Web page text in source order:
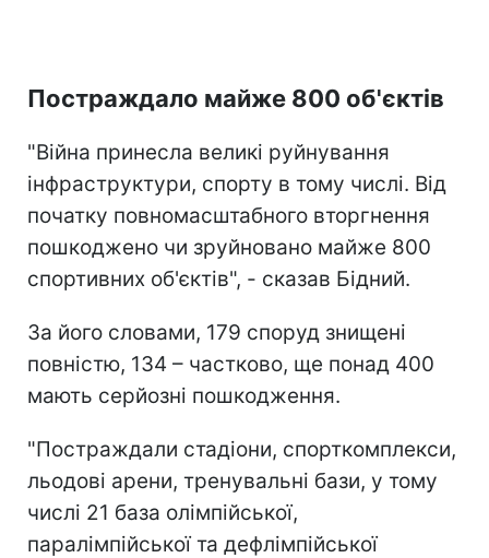
Постраждало майже 800 об'єктів
"Війна принесла великі руйнування
інфраструктури, спорту в тому числі. Від
початку повномасштабного вторгнення
пошкоджено чи зруйновано майже 800
спортивних об'єктів", - сказав Бідний.
За його словами, 179 споруд знищені
повністю, 134 – частково, ще понад 400
мають серйозні пошкодження.
"Постраждали стадіони, спорткомплекси,
льодові арени, тренувальні бази, у тому
числі 21 база олімпійської,
паралімпійської та дефлімпійської